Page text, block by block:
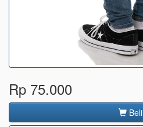
Rp 75.000
Beli